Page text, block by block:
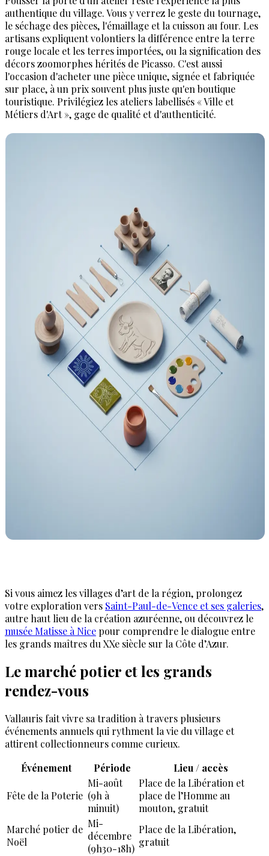
authentique du village. Vous y verrez le geste du tournage,
le séchage des pièces, l'émaillage et la cuisson au four. Les
artisans expliquent volontiers la différence entre la terre
rouge locale et les terres importées, ou la signification des
décors zoomorphes hérités de Picasso. C'est aussi
l'occasion d'acheter une pièce unique, signée et fabriquée
sur place, à un prix souvent plus juste qu'en boutique
touristique. Privilégiez les ateliers labellisés « Ville et
Métiers d'Art », gage de qualité et d'authenticité.
Si vous aimez les villages d’art de la région, prolongez
votre exploration vers Saint-Paul-de-Vence et ses galeries,
autre haut lieu de la création azuréenne, ou découvrez le
musée Matisse à Nice pour comprendre le dialogue entre
les grands maîtres du XXe siècle sur la Côte d’Azur.
Le marché potier et les grands
rendez-vous
Vallauris fait vivre sa tradition à travers plusieurs
événements annuels qui rythment la vie du village et
attirent collectionneurs comme curieux.
Événement
Période Lieu / accès
Fête de la Poterie
Mi-août
(9h à
minuit)
Place de la Libération et
place de l’Homme au
mouton, gratuit
Marché potier de
Noël
Mi-
décembre
(9h30-18h)
Place de la Libération,
gratuit